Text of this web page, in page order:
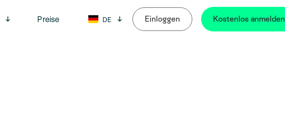
Open menu
Preise
Sprache: Deutsch
DE Einloggen Kostenlos anmelden